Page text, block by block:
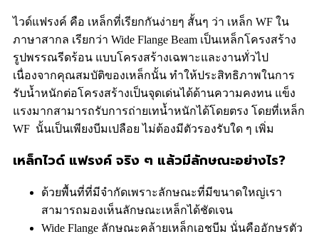
ไวด์แฟรงค์ คือ เหล็กที่เรียกกันง่ายๆ สั้นๆ ว่า เหล็ก WF ใน
ภาษาสากล เรียกว่า Wide Flange Beam เป็นเหล็กโครงสร้าง
รูปพรรณรีดร้อน แบบโครงสร้างเฉพาะและงานทั่วไป
เนื่องจากคุณสมบัติของเหล็กนั้น ทำให้ประสิทธิภาพในการ
รับน้ำหนักต่อโครงสร้างเป็นจุดเด่นได้ด้านความคงทน แข็ง
แรงมากสามารถรับการถ่ายเทน้ำหนักได้โดยตรง โดยที่เหล็ก
WF นั้นเป็นเพียงบีมเปลือย ไม่ต้องมีตัวรองรับใด ๆ เพิ่ม
เหล็กไวด์ แฟรงค์ จริง ๆ แล้วมีลักษณะอย่างไร?
ด้วยพื้นที่ที่มีจำกัดเพราะลักษณะที่มีขนาดใหญ่เรา
สามารถมองเห็นลักษณะเหล็กได้ชัดเจน
Wide Flange ลักษณะคล้ายเหล็กเอชบีม นั่นคืออักษรตัว